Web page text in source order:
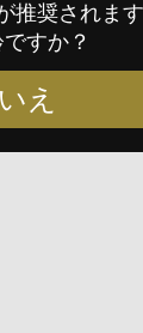
受賞酒
奨されます
すか？
え